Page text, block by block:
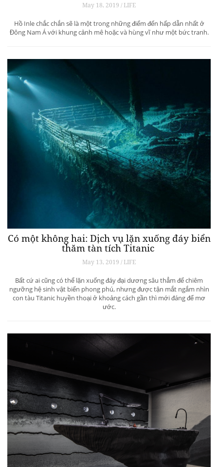
May 18, 2019 / LIFE
Hồ Inle chắc chắn sẽ là một trong những điểm đến hấp dẫn nhất ở
Đông Nam Á với khung cảnh mê hoặc và hùng vĩ như một bức tranh.
Có một không hai: Dịch vụ lặn xuống đáy biển
thăm tàn tích Titanic
May 13, 2019 / LIFE
Bất cứ ai cũng có thể lặn xuống đáy đại dương sâu thẳm để chiêm
ngưỡng hệ sinh vật biển phong phú, nhưng được tận mắt ngắm nhìn
con tàu Titanic huyền thoại ở khoảng cách gần thì mới đáng để mơ
ước.